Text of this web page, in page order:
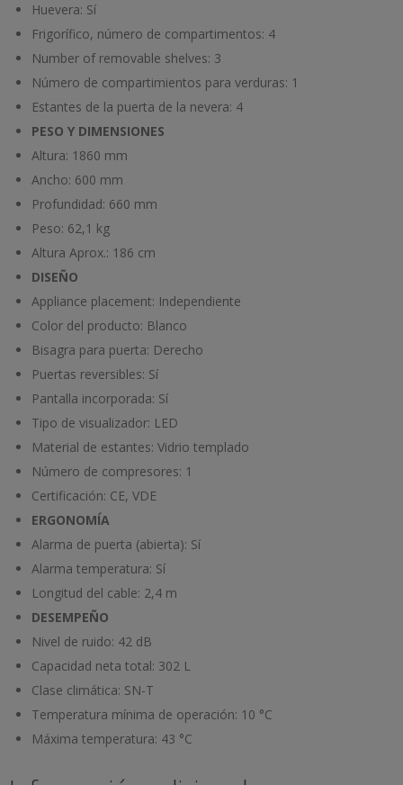
Huevera: Sí
Frigorífico, número de compartimentos: 4
Number of removable shelves: 3
Número de compartimientos para verduras: 1
Estantes de la puerta de la nevera: 4
PESO Y DIMENSIONES
Altura: 1860 mm
Ancho: 600 mm
Profundidad: 660 mm
Peso: 62,1 kg
Altura Aprox.: 186 cm
DISEÑO
Appliance placement: Independiente
Color del producto: Blanco
Bisagra para puerta: Derecho
Puertas reversibles: Sí
Pantalla incorporada: Sí
Tipo de visualizador: LED
Material de estantes: Vidrio templado
Número de compresores: 1
Certificación: CE, VDE
ERGONOMÍA
Alarma de puerta (abierta): Sí
Alarma temperatura: Sí
Longitud del cable: 2,4 m
DESEMPEÑO
Nivel de ruido: 42 dB
Capacidad neta total: 302 L
Clase climática: SN-T
Temperatura mínima de operación: 10 °C
Máxima temperatura: 43 °C